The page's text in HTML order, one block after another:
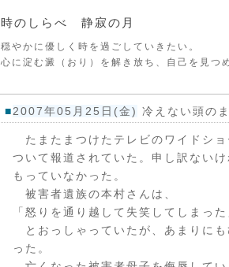
時のしらべ 静寂の月
穏やかに優しく時を過ごしていきたい。
心に淀む澱（おり）を解き放ち、自己を見つ
■2007年05月25日(金) 冷えない頭の
たまたまつけたテレビのワイドシ
ついて報道されていた。申し訳ない
もっていなかった。
被害者遺族の本村さんは、
「怒りを通り越して失笑してしまった
とおっしゃっていたが、あまりに
った。